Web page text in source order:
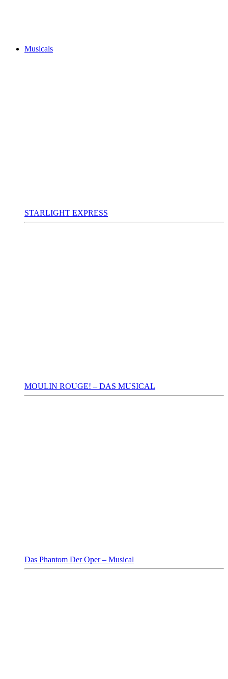
Musicals
STARLIGHT EXPRESS
MOULIN ROUGE! – DAS MUSICAL
Das Phantom Der Oper – Musical